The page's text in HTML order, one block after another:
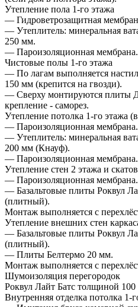
Утепление пола 1-го этажа
— Гидроветрозащитная
— Утеплитель: минеральная
250 мм.
— Пароизоляционная мембрана.
Чистовые полы 1-го этажа
— По лагам выполняется
150 мм (крепится на гвозди).
— Сверху монтируются плиты
крепление - саморез.
Утепление потолка 1-го этажа
— Пароизоляционная мембрана.
— Утеплитель: минеральная
200 мм (Кнауф).
— Пароизоляционная мембрана.
Утепление стен 2 этажа и
— Пароизоляционная мембрана.
— Базальтовые плиты Роквул
(плитный).
Монтаж выполняется с
Утепление внешних стен
— Базальтовые плиты Роквул
(плитный).
— Плиты Белтермо 20 мм.
Монтаж выполняется с
Шумоизоляция перегородок
Роквул Лайт Батс толщиной
Внутренняя отделка потолка 1-